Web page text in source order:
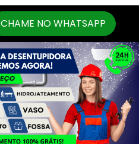
CHAME NO WHATSAPP